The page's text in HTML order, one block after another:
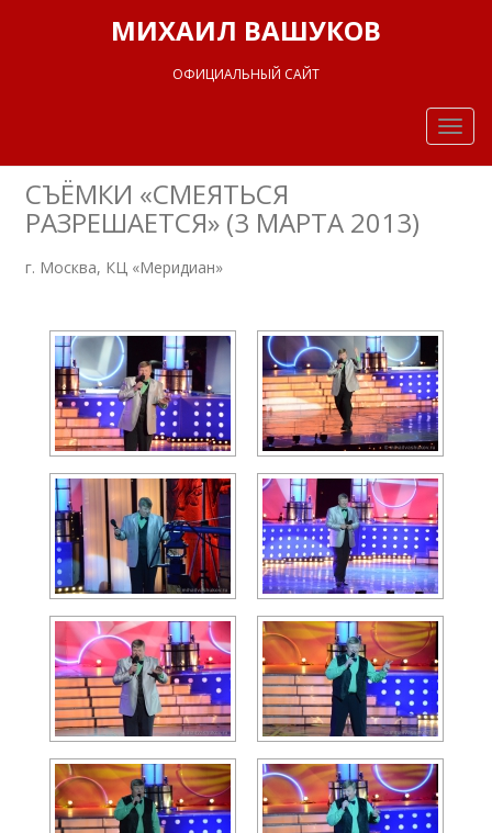
МИХАИЛ ВАШУКОВ
ОФИЦИАЛЬНЫЙ САЙТ
СЪЁМКИ «СМЕЯТЬСЯ
РАЗРЕШАЕТСЯ» (3 МАРТА 2013)
г. Москва, КЦ «Меридиан»